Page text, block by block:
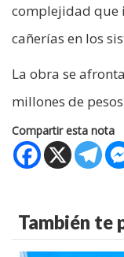
complejidad que
cañerías en los
La obra se
millones de
Compartir esta nota
También te